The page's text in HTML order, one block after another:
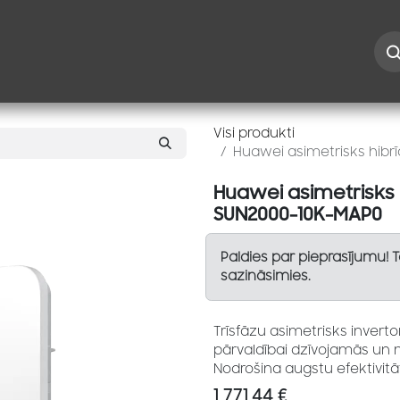
Visi produkti
Huawei asimetrisks
Huawei asimetrisks
SUN2000-10K-MAP0
Paldies par pieprasījumu!
sazināsimies.
Trīsfāzu asimetrisks
pārvaldībai dzīvojamās un
Nodrošina augstu